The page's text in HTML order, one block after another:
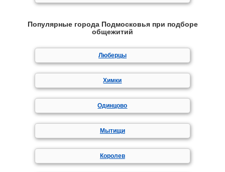
Популярные города Подмосковья при подборе
общежитий
Люберцы
Химки
Одинцово
Мытищи
Королев